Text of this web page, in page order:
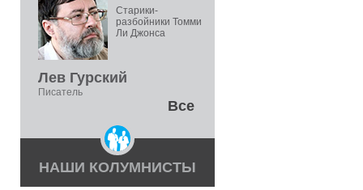
Старики-
разбойники Томми
Ли Джонса
Лев Гурский
Писатель
Все
НАШИ КОЛУМНИСТЫ